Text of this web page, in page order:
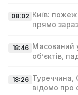
08:02 Київ:
прямо
18:46 Масований
об’єктів,
18:26 Туреччина,
відомо про